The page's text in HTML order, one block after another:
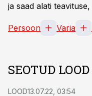
ja saad alati
Persoon Varia
SEOTUD LOOD
LOOD13.07.22, 03:54